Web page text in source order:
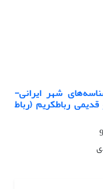
شهر ایرانی-
رباطکریم (رباط